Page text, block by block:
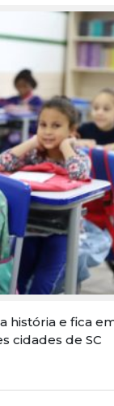
história e fica
cidades de SC